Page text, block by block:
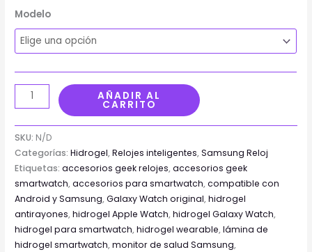
Modelo
AÑADIR AL
CARRITO
SKU: N/D
Categorías:Hidrogel,Relojes inteligentes,Samsung Reloj
Etiquetas:accesorios geek relojes,accesorios geek
smartwatch,accesorios para smartwatch,compatible con
Android y Samsung,Galaxy Watch original,hidrogel
antirayones,hidrogel Apple Watch,hidrogel Galaxy Watch,
hidrogel para smartwatch,hidrogel wearable,lámina de
hidrogel smartwatch,monitor de salud Samsung,